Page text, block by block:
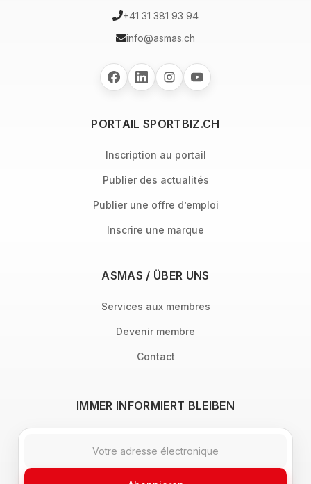
+41 31 381 93 94
info@asmas.ch
PORTAIL SPORTBIZ.CH
Inscription au portail
Publier des actualités
Publier une offre d’emploi
Inscrire une marque
ASMAS / ÜBER UNS
Services aux membres
Devenir membre
Contact
IMMER INFORMIERT BLEIBEN